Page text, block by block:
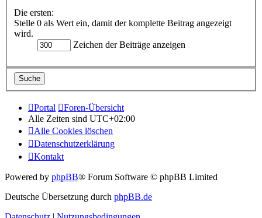
Die ersten:
Stelle 0 als Wert ein, damit der komplette Beitrag angezeigt
wird.
Zeichen der Beiträge anzeigen
Portal
Foren-Übersicht
Alle Zeiten sind UTC+02:00
Alle Cookies löschen
Datenschutzerklärung
Kontakt
Powered by phpBB® Forum Software © phpBB Limited
Deutsche Übersetzung durch phpBB.de